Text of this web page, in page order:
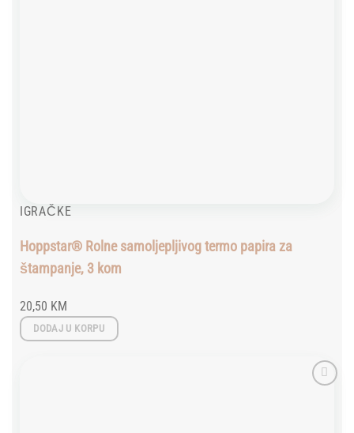
IGRAČKE
Hoppstar® Rolne samoljepljivog termo papira za
štampanje, 3 kom
20,50 KM
DODAJ U KORPU